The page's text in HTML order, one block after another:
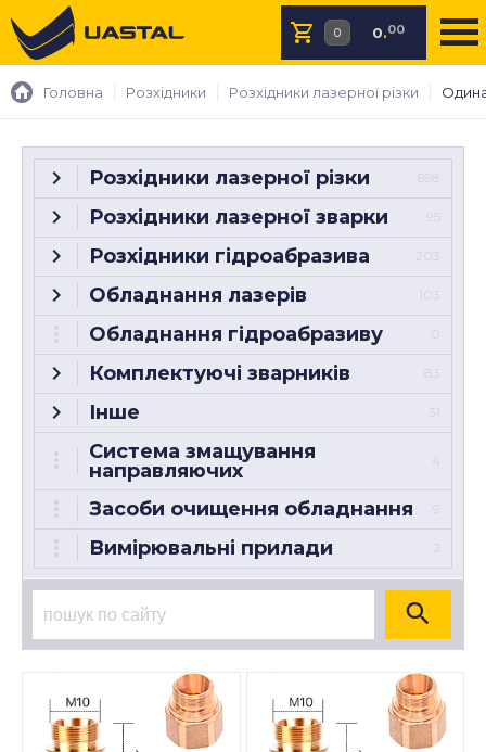
0.00
Головна Розхідники Розхідники лазерної різки
Розхідники лазерної різки 698
Розхідники лазерної зварки 95
Розхідники гідроабразива 203
Обладнання лазерів 103
Обладнання гідроабразиву
Комплектуючі зварників 83
Інше 31
Система змащування
направляючих
4
Засоби очищення обладнання
Вимірювальні прилади 2